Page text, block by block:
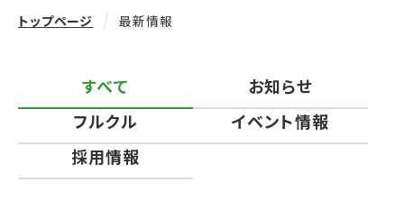
トップページ 最新情報
すべて
お知らせ
フルクル
イベント情報
採用情報